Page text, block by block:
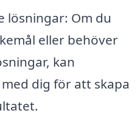
lösningar: Om du
eller behöver
kan
dig för att skapa